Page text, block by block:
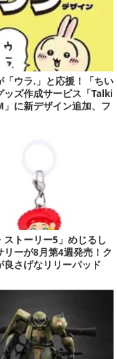
「ウラ.」と応援！「ちい
ッズ作成サービス「Talki
に新デザイン追加、フ
ルやTシャツなどライ
ストーリー5」めじるし
リーが8月第4週発売！ク
良さげなリリーパッド
ーなど全5種ラインナ